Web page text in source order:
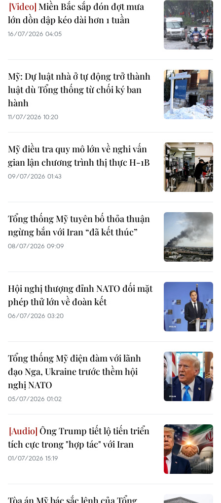
Miền Bắc sắp đón đợt mưa
lớn dồn dập kéo dài hơn 1 tuần
16/07/2026 04:05
Mỹ: Dự luật nhà ở tự động trở thành
luật dù Tổng thống từ chối ký ban
hành
11/07/2026 10:20
Mỹ điều tra quy mô lớn về nghi vấn
gian lận chương trình thị thực H-1B
09/07/2026 01:43
Tổng thống Mỹ tuyên bố thỏa thuận
ngừng bắn với Iran “đã kết thúc”
08/07/2026 09:09
Hội nghị thượng đỉnh NATO đối mặt
phép thử lớn về đoàn kết
06/07/2026 03:20
Tổng thống Mỹ điện đàm với lãnh
đạo Nga, Ukraine trước thềm hội
nghị NATO
05/07/2026 01:02
Ông Trump tiết lộ tiến triển
tích cực trong "hợp tác" với Iran
01/07/2026 15:19
Tòa án Mỹ bác sắc lệnh của Tổng